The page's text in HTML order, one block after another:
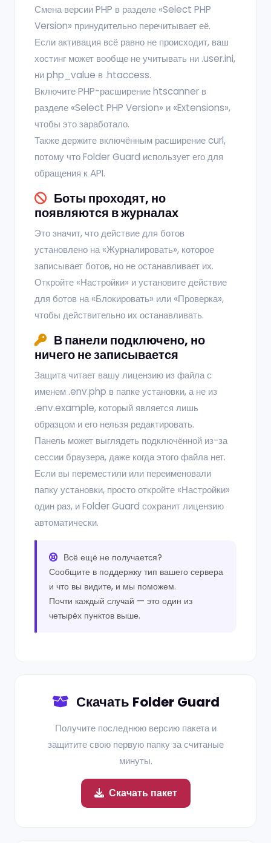
Смена версии PHP в разделе «Select PHP
Version» принудительно перечитывает её.
Если активация всё равно не происходит, ваш
хостинг может вообще не учитывать ни .user.ini,
ни php_value в .htaccess.
Включите PHP-расширение htscanner в
разделе «Select PHP Version» и «Extensions»,
чтобы это заработало.
Также держите включённым расширение curl,
потому что Folder Guard использует его для
обращения к API.
Боты проходят, но
появляются в журналах
Это значит, что действие для ботов
установлено на «Журналировать», которое
записывает ботов, но не останавливает их.
Откройте «Настройки» и установите действие
для ботов на «Блокировать» или «Проверка»,
чтобы действительно их останавливать.
В панели подключено, но
ничего не записывается
Защита читает вашу лицензию из файла с
именем .env.php в папке установки, а не из
.env.example, который является лишь
образцом и его нельзя редактировать.
Панель может выглядеть подключённой из-за
сессии браузера, даже когда этого файла нет.
Если вы переместили или переименовали
папку установки, просто откройте «Настройки»
один раз, и Folder Guard сохранит лицензию
автоматически.
Всё ещё не получается?
Сообщите в поддержку тип вашего сервера
и что вы видите, и мы поможем.
Почти каждый случай — это один из
четырёх пунктов выше.
Скачать Folder Guard
Получите последнюю версию пакета и
защитите свою первую папку за считаные
минуты.
Скачать пакет